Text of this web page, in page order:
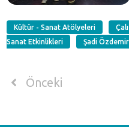
Kültür - Sanat Atölyeleri
Sanat Etkinlikleri
Şadi Özdemir
Önceki